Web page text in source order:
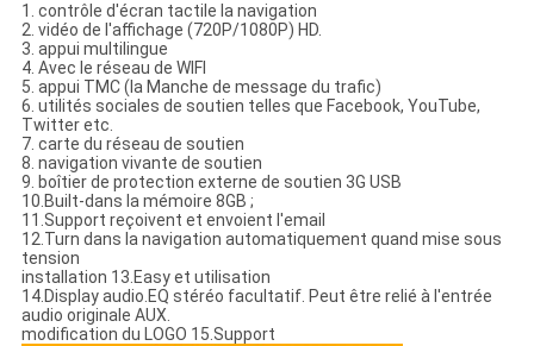
1. contrôle d'écran tactile la navigation
2. vidéo de l'affichage (720P/1080P) HD.
3. appui multilingue
4. Avec le réseau de WIFI
5. appui TMC (la Manche de message du trafic)
6. utilités sociales de soutien telles que Facebook, YouTube,
Twitter etc.
7. carte du réseau de soutien
8. navigation vivante de soutien
9. boîtier de protection externe de soutien 3G USB
10.Built-dans la mémoire 8GB ;
11.Support reçoivent et envoient l'email
12.Turn dans la navigation automatiquement quand mise sous
tension
installation 13.Easy et utilisation
14.Display audio.EQ stéréo facultatif. Peut être relié à l'entrée
audio originale AUX.
modification du LOGO 15.Support